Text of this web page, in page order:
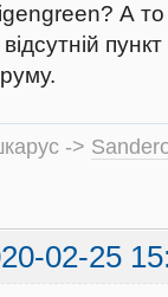
А
відсутній
->
02-25